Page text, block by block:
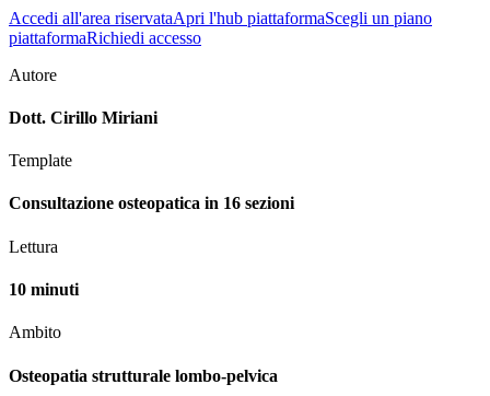
Accedi all'area riservataApri l'hub piattaformaScegli un piano
piattaformaRichiedi accesso
Autore
Dott. Cirillo Miriani
Template
Consultazione osteopatica in 16 sezioni
Lettura
10 minuti
Ambito
Osteopatia strutturale lombo-pelvica